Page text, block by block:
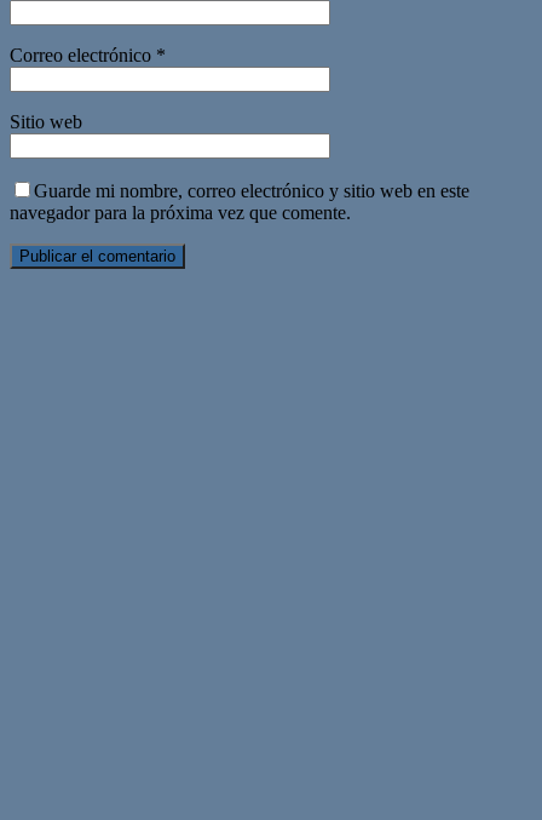
Correo electrónico *
Sitio web
Guarde mi nombre, correo electrónico y sitio web en este
navegador para la próxima vez que comente.